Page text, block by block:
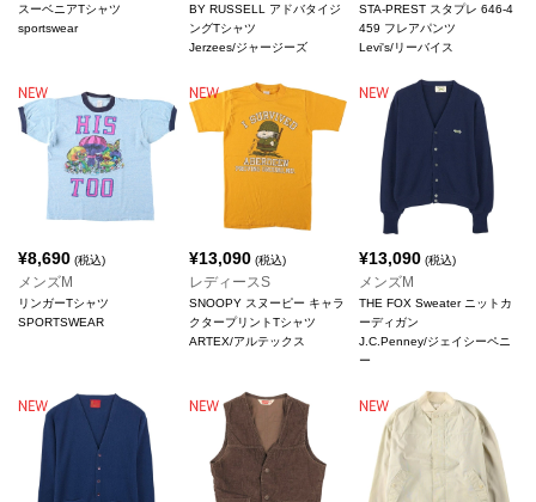
スーベニアTシャツ
sportswear
BY RUSSELL アドバタイジ
ングTシャツ
Jerzees/ジャージーズ
STA-PREST スタプレ 646-4
459 フレアパンツ
Levi's/リーバイス
¥8,690 (税込)
メンズM
リンガーTシャツ
SPORTSWEAR
¥13,090(税込)
レディースS
SNOOPY スヌーピー キャラ
クタープリントTシャツ
ARTEX/アルテックス
¥13,090 (税込)
メンズM
THE FOX Sweater ニットカ
ーディガン
J.C.Penney/ジェイシーペニ
ー